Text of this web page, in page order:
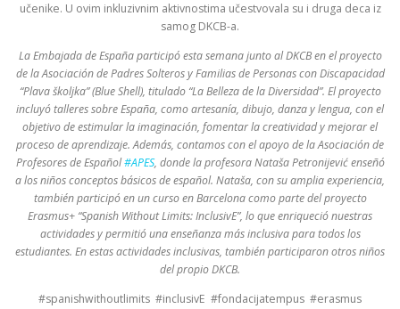
učenike. U ovim inkluzivnim aktivnostima učestvovala su i druga deca iz
samog DKCB-a.
La Embajada de España participó esta semana junto al DKCB en el proyecto
de la Asociación de Padres Solteros y Familias de Personas con Discapacidad
“Plava školjka” (Blue Shell), titulado “La Belleza de la Diversidad”. El proyecto
incluyó talleres sobre España, como artesanía, dibujo, danza y lengua, con el
objetivo de estimular la imaginación, fomentar la creatividad y mejorar el
proceso de aprendizaje. Además, contamos con el apoyo de la Asociación de
Profesores de Español#APES, donde la profesora Nataša Petronijević enseñó
a los niños conceptos básicos de español. Nataša, con su amplia experiencia,
también participó en un curso en Barcelona como parte del proyecto
Erasmus+ “Spanish Without Limits: InclusivE”, lo que enriqueció nuestras
actividades y permitió una enseñanza más inclusiva para todos los
estudiantes. En estas actividades inclusivas, también participaron otros niños
del propio DKCB.
#spanishwithoutlimits #inclusivE #fondacijatempus #erasmus